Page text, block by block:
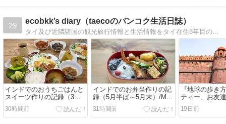
29
ecobkk’s diary（taecoのバンコク生活日誌）
タイ及び近隣諸国の観光旅行情報と生活情報をタイ在住8年目の駐在妻が発信。
インドでのおうちごはんと
スイーツ作りの記録（3月6
日～4月7日）/My
Homemade Dinner and
Sweets at Home in India
30時間前
インドでのお弁当作りの記
録（5月半ば～5月末）/My
Homemade Lunchbox in
May, 2026)/ข้าวกล่องที่ทำ
เอง
31時間前
『地球の歩き
ティー、お友
ペーン中
19日前